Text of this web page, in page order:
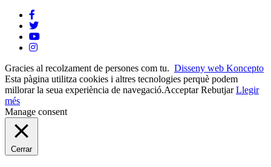
Gracies al recolzament de persones com tu. Disseny web Koncepto
Esta pàgina utilitza cookies i altres tecnologies perquè podem
millorar la seua experiència de navegació.Acceptar Rebutjar Llegir
més
Manage consent
Cerrar